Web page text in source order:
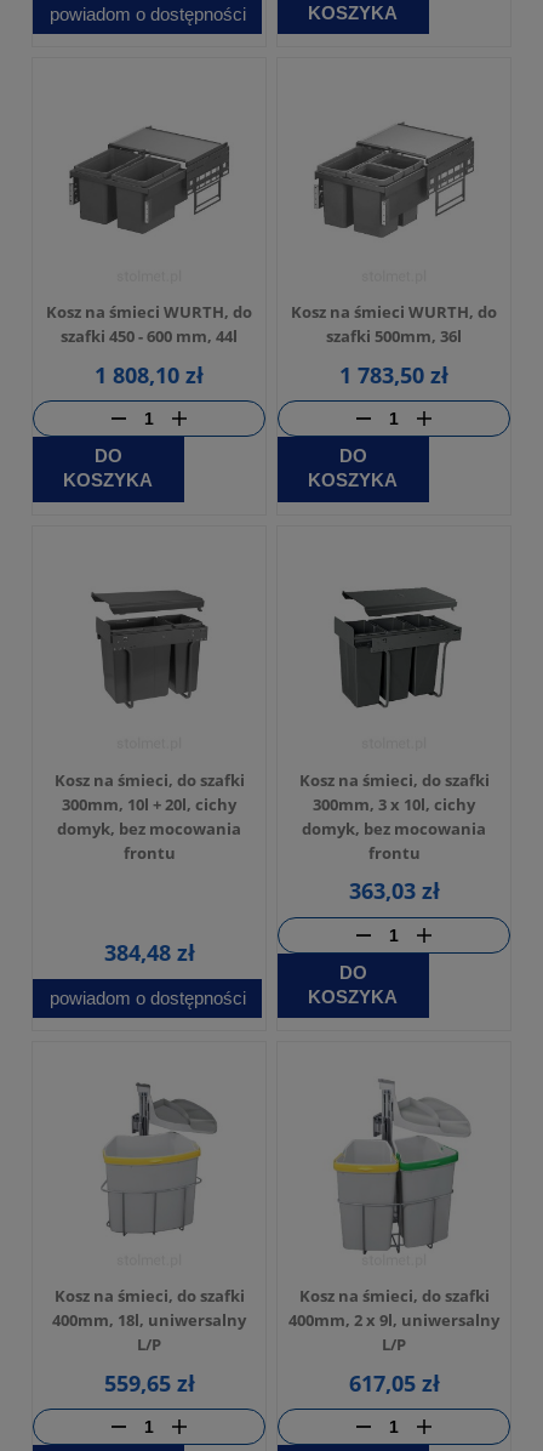
powiadom o dostępności
KOSZYKA
Kosz na śmieci WURTH, do
szafki 450 - 600 mm, 44l
1 808,10 zł
DO
KOSZYKA
Kosz na śmieci WURTH, do
szafki 500mm, 36l
1 783,50 zł
DO
KOSZYKA
Kosz na śmieci, do szafki
300mm, 10l + 20l, cichy
domyk, bez mocowania
frontu
384,48 zł
powiadom o dostępności
Kosz na śmieci, do szafki
300mm, 3 x 10l, cichy
domyk, bez mocowania
frontu
363,03 zł
DO
KOSZYKA
Kosz na śmieci, do szafki
400mm, 18l, uniwersalny
L/P
559,65 zł
Kosz na śmieci, do szafki
400mm, 2 x 9l, uniwersalny
L/P
617,05 zł